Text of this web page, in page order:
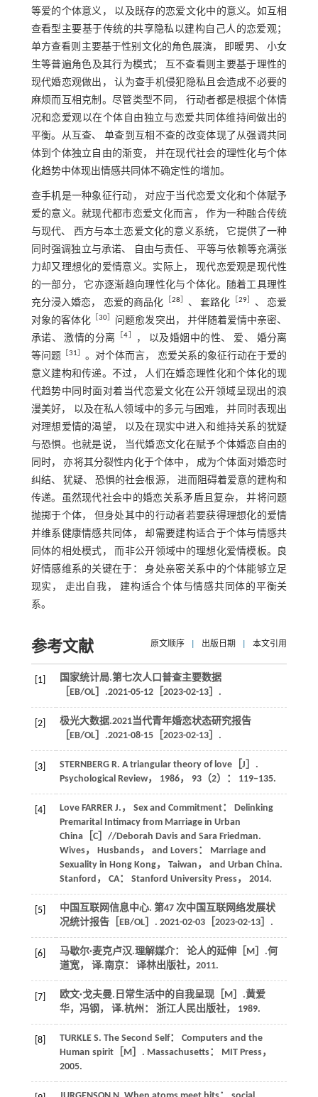
等爱的个体意义， 以及既存的恋爱文化中的意义。如互相
查看型主要基于传统的共享隐私以建构自己人的恋爱观；
单方查看则主要基于性别文化的角色展演， 即暖男、 小女
生等普遍角色及其行为模式； 互不查看则主要基于理性的
现代婚恋观做出， 认为查手机侵犯隐私且会造成不必要的
麻烦而互相克制。尽管类型不同， 行动者都是根据个体情
况和恋爱观以在个体自由独立与恋爱共同体维持间做出的
平衡。从互查、 单查到互相不查的改变体现了从强调共同
体到个体独立自由的渐变， 并在现代社会的理性化与个体
化趋势中体现出情感共同体不确定性的增加。
查手机是一种象征行动， 对应于当代恋爱文化和个体赋予
爱的意义。就现代都市恋爱文化而言， 作为一种融合传统
与现代、 西方与本土恋爱文化的意义系统， 它提供了一种
同时强调独立与承诺、 自由与责任、 平等与依赖等充满张
力却又理想化的爱情意义。实际上， 现代恋爱观是现代性
的一部分， 它亦逐渐趋向理性化与个体化。随着工具理性
充分浸入婚恋， 恋爱的商品化
28 、 套路化 29］ 、 恋爱
对象的客体化 ［30
问题愈发突出， 并伴随着爱情中亲密、
承诺、 激情的分离
［4
， 以及婚姻中的性、 爱、 婚分离
等问题［ 31
。对个体而言， 恋爱关系的象征行动在于爱的
意义建构和传递。不过， 人们在婚恋理性化和个体化的现
代趋势中同时面对着当代恋爱文化在公开领域呈现出的浪
漫美好， 以及在私人领域中的多元与困难， 并同时表现出
对理想爱情的渴望， 以及在现实中进入和维持关系的犹疑
与恐惧。也就是说， 当代婚恋文化在赋予个体婚恋自由的
同时， 亦将其分裂性内化于个体中， 成为个体面对婚恋时
纠结、 犹疑、 恐惧的社会根源， 进而阻碍着爱意的建构和
传递。虽然现代社会中的婚恋关系矛盾且复杂， 并将问题
抛掷于个体， 但身处其中的行动者若要获得理想化的爱情
并维系健康情感共同体， 却需要建构适合于个体与情感共
同体的相处模式， 而非公开领域中的理想化爱情模板。良
好情感维系的关键在于： 身处亲密关系中的个体能够立足
现实， 走出自我， 建构适合个体与情感共同体的平衡关
系。
参考文献 原文顺序 出版日期 本文引用
[1]
国家统计局.第七次人口普查主要数据
［EB/OL］.2021-05-12［2023-02-13］.
[2]
极光大数据.2021当代青年婚恋状态研究报告
［EB/OL］.2021-08-15［2023-02-13］.
[3] STERNBERG R. A triangular theory of love［J］.
Psychological Review， 1986， 93（2）： 119–135.
[4] Love FARRER J. ， Sex and Commitment： Delinking
Premarital Intimacy from Marriage in Urban
China［C］//Deborah Davis and Sara Friedman.
Wives， Husbands， and Lovers： Marriage and
Sexuality in Hong Kong， Taiwan， and Urban China.
Stanford， CA： Stanford University Press， 2014.
[5]
中国互联网信息中心. 第47 次中国互联网络发展状
况统计报告［EB/OL］. 2021-02-03［2023-02-13］.
[6] 马歇尔·麦克卢汉.理解媒介： 论人的延伸［M］.何
道宽， 译.南京： 译林出版社， 2011.
[7] 欧文·戈夫曼. 日常生活中的自我呈现［M］.黄爱
华，冯钢， 译.杭州： 浙江人民出版社， 1989.
[8] TURKLE S. The Second Self： Computers and the
Human spirit［M］. Massachusetts： MIT Press，
2005.